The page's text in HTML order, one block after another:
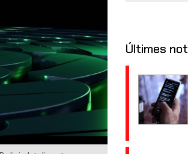
Últimes